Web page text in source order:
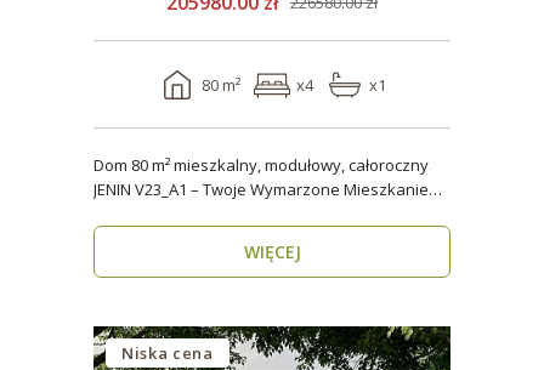
80 m² x4 x1
Dom 80 m² mieszkalny, modułowy, całoroczny
JENIN V23_A1 – Twoje Wymarzone Mieszkanie
WIĘCEJ
Niska cena